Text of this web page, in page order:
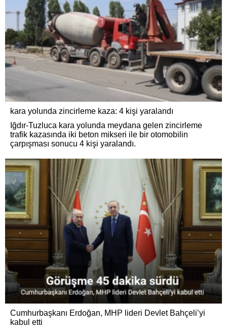
kara yolunda zincirleme kaza: 4 kişi yaralandı
Iğdır-Tuzluca kara yolunda meydana gelen zincirleme
trafik kazasında iki beton mikseri ile bir otomobilin
çarpışması sonucu 4 kişi yaralandı.
Cumhurbaşkanı Erdoğan, MHP lideri Devlet Bahçeli’yi
kabul etti